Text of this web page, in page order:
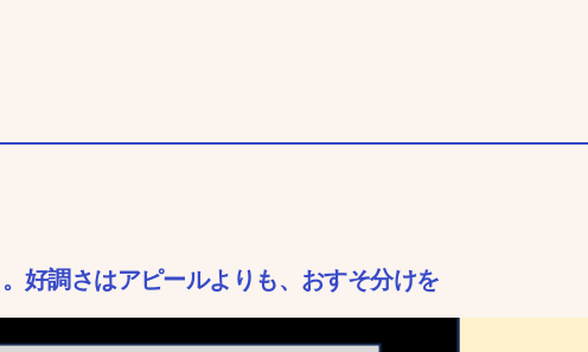
好調さはアピールよりも、おすそ分けを